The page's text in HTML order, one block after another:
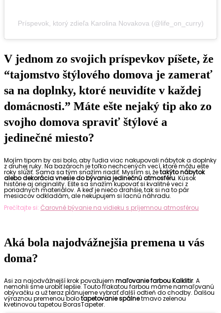
Príspevok, ktorý zdieľa Karolina Novakova (@life_on_curry)
V jednom zo svojich príspevkov píšete, že
“tajomstvo štýlového domova je zamerať
sa na doplnky, ktoré neuvidíte v každej
domácnosti.” Máte ešte nejaký tip ako zo
svojho domova spraviť štýlové a
jedinečné miesto?
Mojím tipom by asi bolo, aby ľudia viac nakupovali nábytok a doplnky
z druhej ruky. Na bazároch je toľko nechcených vecí, ktoré môžu ešte
roky slúžiť. Sama sa tým snažím riadiť. Myslím si, žetakýto nábytok
alebo dekorácia vnesie do bývania jedinečnú atmosféru. Kúsok
histórie aj originality. Ešte sa snažím kupovať si kvalitné veci z
poriadnych materiálov. A keď je niečo drahšie, tak si na to pár
mesiacov odkladám, ale nekupujem si lacnú náhradu.
Prečítajte si: Čarovné bývanie na vidieku s príjemnou atmosférou
Aká bola najodvážnejšia premena u vás
doma?
Asi za najodvážnejší krok považujem maľovanie farbou Kalklitir. A
nemohli sme urobiť lepšie. Touto fľakatou farbou máme namaľovanú
obývačku a už teraz plánujeme vybrať ďalší odtieň do chodby. Ďalšou
výraznou premenou bolotapetovanie spálnetmavo zelenou
kvetinovou tapetou BorasTapeter.